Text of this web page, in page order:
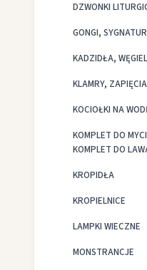
DZWONKI
GONGI,
KADZIDŁA,
KLAMRY, ZAPIĘCIA
KOCIOŁKI NA
KOMPLET DO
KOMPLET DO
KROPIDŁA
KROPIELNICE
LAMPKI WIECZNE
MONSTRANCJE